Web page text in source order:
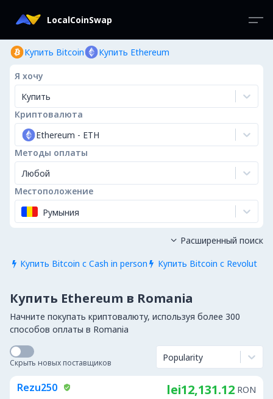
LocalCoinSwap
Купить Bitcoin Купить Ethereum
Я хочу
Купить
Криптовалюта
Ethereum - ETH
Методы оплаты
Любой
Местоположение
Румыния
 Купить Bitcoin с Cash in person  Купить Bitcoin с Revolut
 Расширенный поиск
Купить Ethereum в Romania
Начните покупать криптовалюту, используя более 300
способов оплаты в Romania
Скрыть новых поставщиков Popularity
Rezu250 lei12,131.12 RON